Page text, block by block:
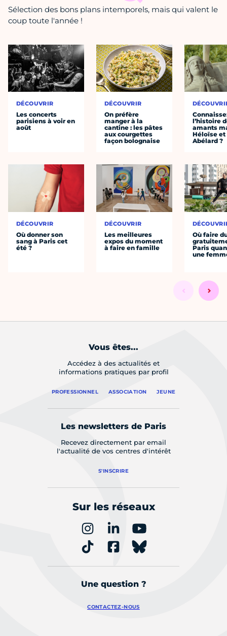
Sélection des bons plans intemporels, mais qui valent le
coup toute l'année !
DÉCOUVRIR
Les concerts
parisiens à voir en
août
DÉCOUVRIR
Où donner son
sang à Paris cet
été ?
DÉCOUVRIR
On préfère
manger à la
cantine : les pâtes
aux courgettes
façon bolognaise
DÉCOUVRIR
Les meilleures
expos du moment
à faire en famille
l’histoire
amants
Héloïse et
Abélard ?
Où faire
Paris
une
Vous êtes...
Accédez à des actualités et
informations pratiques par profil
PROFESSIONNEL ASSOCIATION JEUNE
Les newsletters de Paris
Recevez directement par email
l'actualité de vos centres d'intérêt
S'INSCRIRE
Sur les réseaux
Une question ?
CONTACTEZ-NOUS